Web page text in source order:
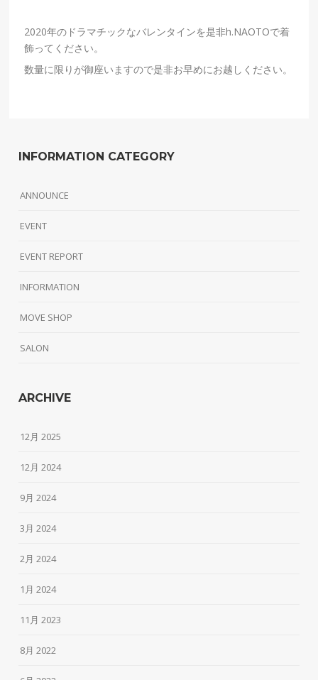
2020年のドラマチックなバレンタインを是非h.NAOTOで着
飾ってください。
数量に限りが御座いますので是非お早めにお越しください。
INFORMATION CATEGORY
ANNOUNCE
EVENT
EVENT REPORT
INFORMATION
MOVE SHOP
SALON
ARCHIVE
12月 2025
12月 2024
9月 2024
3月 2024
2月 2024
1月 2024
11月 2023
8月 2022